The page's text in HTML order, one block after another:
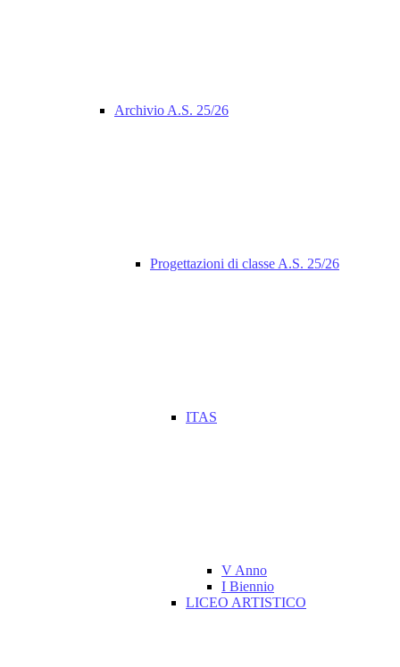
Archivio A.S. 25/26
Progettazioni di classe A.S. 25/26
ITAS
V Anno
I Biennio
LICEO ARTISTICO